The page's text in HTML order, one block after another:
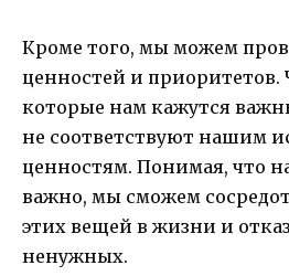
Кроме того, мы можем
ценностей и приоритетов.
которые нам кажутся
не соответствуют нашим
ценностям. Понимая, что
важно, мы сможем
этих вещей в жизни и
ненужных.